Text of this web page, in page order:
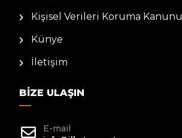
Kişisel Verileri Koruma Kanunu
Künye
İletişim
BIZE ULAŞIN
E-mail